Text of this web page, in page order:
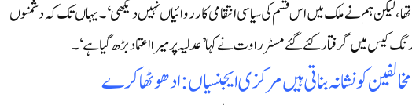
راج میں رہا تھا، لیکن ہم نے ملک میں اس قسم کی سیاسی انتقامی کارروائیاں نہیں دیکھی‘۔ یہاں تک کہ دشمنوں
میں گرفتار کئے گئے مسٹر راوت نے کہا ’عدلیہ پر میرا اعتماد بڑھ گیا ہے‘۔
کو نشانہ بناتی ہیں مرکزی ایجنسیاں: ادھو ٹھاکرے